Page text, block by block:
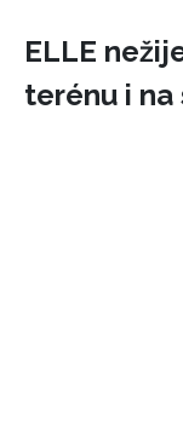
ELLE
terénu i